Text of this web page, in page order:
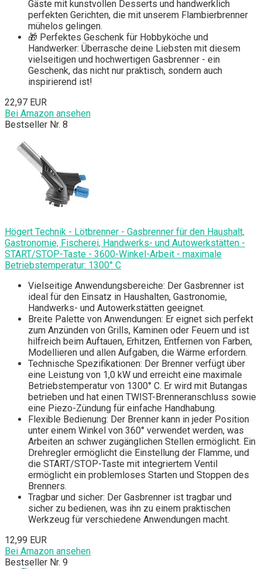
Gäste mit kunstvollen Desserts und handwerklich
perfekten Gerichten, die mit unserem Flambierbrenner
mühelos gelingen.
🎁 Perfektes Geschenk für Hobbyköche und
Handwerker: Überrasche deine Liebsten mit diesem
vielseitigen und hochwertigen Gasbrenner - ein
Geschenk, das nicht nur praktisch, sondern auch
inspirierend ist!
22,97 EUR
Bei Amazon ansehen
Bestseller Nr. 8
Högert Technik - Lötbrenner - Gasbrenner für den Haushalt,
Gastronomie, Fischerei, Handwerks- und Autowerkstätten -
START/STOP-Taste - 3600-Winkel-Arbeit - maximale
Betriebstemperatur: 1300° C
Vielseitige Anwendungsbereiche: Der Gasbrenner ist
ideal für den Einsatz in Haushalten, Gastronomie,
Handwerks- und Autowerkstätten geeignet.
Breite Palette von Anwendungen: Er eignet sich perfekt
zum Anzünden von Grills, Kaminen oder Feuern und ist
hilfreich beim Auftauen, Erhitzen, Entfernen von Farben,
Modellieren und allen Aufgaben, die Wärme erfordern.
Technische Spezifikationen: Der Brenner verfügt über
eine Leistung von 1,0 kW und erreicht eine maximale
Betriebstemperatur von 1300° C. Er wird mit Butangas
betrieben und hat einen TWIST-Brenneranschluss sowie
eine Piezo-Zündung für einfache Handhabung.
Flexible Bedienung: Der Brenner kann in jeder Position
unter einem Winkel von 360° verwendet werden, was
Arbeiten an schwer zugänglichen Stellen ermöglicht. Ein
Drehregler ermöglicht die Einstellung der Flamme, und
die START/STOP-Taste mit integriertem Ventil
ermöglicht ein problemloses Starten und Stoppen des
Brenners.
Tragbar und sicher: Der Gasbrenner ist tragbar und
sicher zu bedienen, was ihn zu einem praktischen
Werkzeug für verschiedene Anwendungen macht.
12,99 EUR
Bei Amazon ansehen
Bestseller Nr. 9